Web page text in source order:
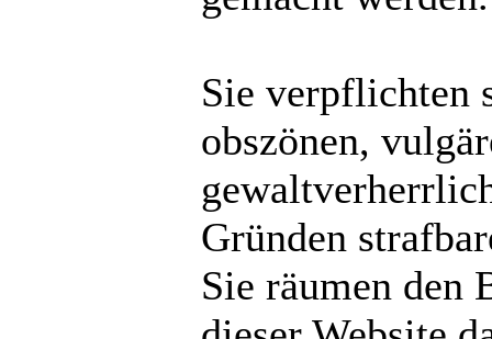
Sie verpflichten
obszönen,
Gründen
Sie räumen den